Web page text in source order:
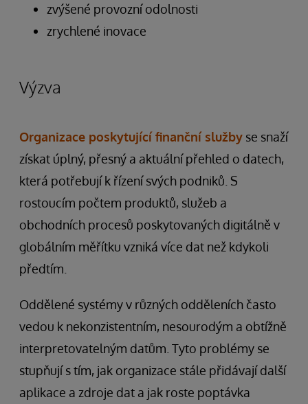
zvýšené provozní odolnosti
zrychlené inovace
Výzva
Organizace poskytující finanční služby se snaží
získat úplný, přesný a aktuální přehled o datech,
která potřebují k řízení svých podniků. S
rostoucím počtem produktů, služeb a
obchodních procesů poskytovaných digitálně v
globálním měřítku vzniká více dat než kdykoli
předtím.
Oddělené systémy v různých odděleních často
vedou k nekonzistentním, nesourodým a obtížně
interpretovatelným datům. Tyto problémy se
stupňují s tím, jak organizace stále přidávají další
aplikace a zdroje dat a jak roste poptávka